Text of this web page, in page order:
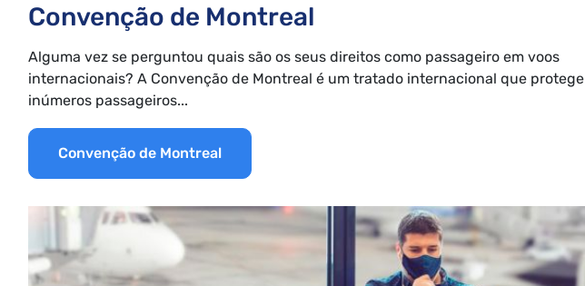
Convenção de Montreal
Alguma vez se perguntou quais são os seus direitos como passageiro em voos
internacionais? A Convenção de Montreal é um tratado internacional que protege
inúmeros passageiros...
Convenção de Montreal